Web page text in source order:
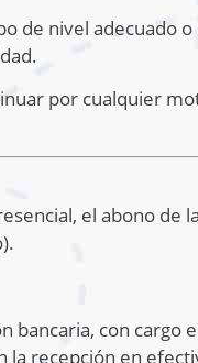
de nivel adecuado o
por cualquier
el abono de la
bancaria, con cargo
la recepción en